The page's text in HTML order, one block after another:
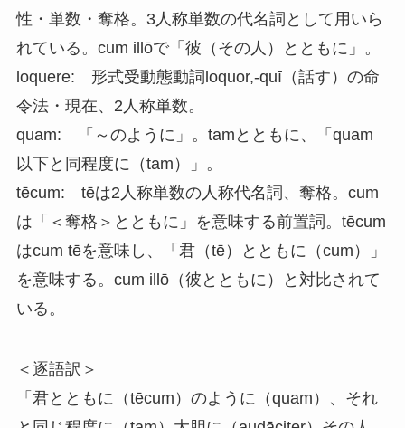
性・単数・奪格。3人称単数の代名詞として用いら
れている。cum illōで「彼（その人）とともに」。
loquere: 形式受動態動詞loquor,-quī（話す）の命
令法・現在、2人称単数。
quam: 「～のように」。tamとともに、「quam
以下と同程度に（tam）」。
tēcum: tēは2人称単数の人称代名詞、奪格。cum
は「＜奪格＞とともに」を意味する前置詞。tēcum
はcum tēを意味し、「君（tē）とともに（cum）」
を意味する。cum illō（彼とともに）と対比されて
いる。
＜逐語訳＞
「君とともに（tēcum）のように（quam）、それ